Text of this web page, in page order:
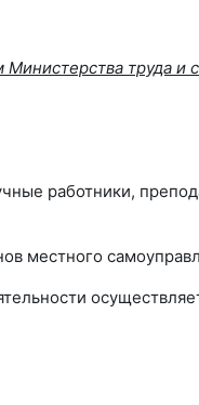
Министерства труда и
работники,
местного